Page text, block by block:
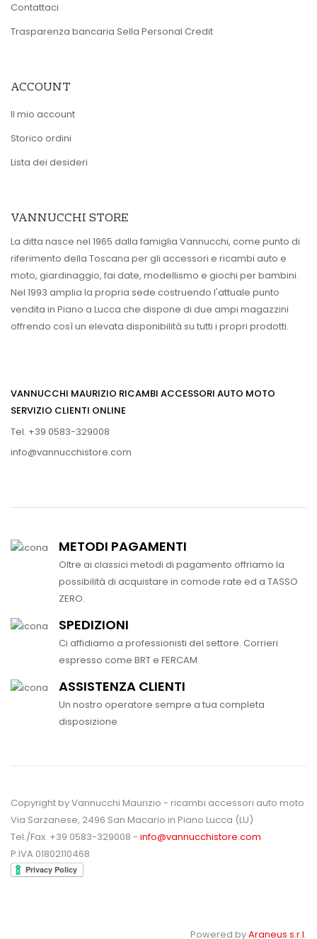
Contattaci
Trasparenza bancaria Sella Personal Credit
ACCOUNT
Il mio account
Storico ordini
Lista dei desideri
VANNUCCHI STORE
La ditta nasce nel 1965 dalla famiglia Vannucchi, come punto di
riferimento della Toscana per gli accessori e ricambi auto e
moto, giardinaggio, fai date, modellismo e giochi per bambini.
Nel 1993 amplia la propria sede costruendo l'attuale punto
vendita in Piano a Lucca che dispone di due ampi magazzini
offrendo così un elevata disponibilità su tutti i propri prodotti.
VANNUCCHI MAURIZIO RICAMBI ACCESSORI AUTO MOTO
SERVIZIO CLIENTI ONLINE
Tel. +39 0583-329008
info@vannucchistore.com
METODI PAGAMENTI
Oltre ai classici metodi di pagamento offriamo la
possibilità di acquistare in comode rate ed a TASSO
ZERO.
SPEDIZIONI
Ci affidiamo a professionisti del settore. Corrieri
espresso come BRT e FERCAM
ASSISTENZA CLIENTI
Un nostro operatore sempre a tua completa
disposizione
Copyright by Vannucchi Maurizio - ricambi accessori auto moto
Via Sarzanese, 2496 San Macario in Piano Lucca (LU)
Tel./Fax. +39 0583-329008 - info@vannucchistore.com
P.IVA 01802110468
Powered byAraneus s.r.l.